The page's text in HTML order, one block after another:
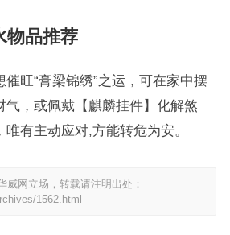
物品推荐
旺“膏梁锦绣”之运，可在家中摆
气，或佩戴【麒麟挂件】化解煞
有主动应对,方能转危为安。
威网立场，转载请注明出处：
1562.html